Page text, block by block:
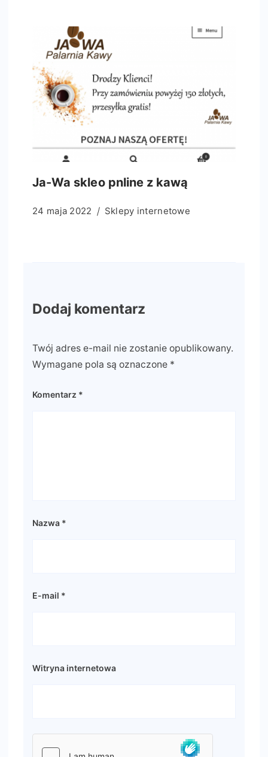
Ja-Wa skleo pnline z kawą
24 maja 2022 Sklepy internetowe
Dodaj komentarz
Twój adres e-mail nie zostanie opublikowany.
Wymagane pola są oznaczone *
Komentarz *
Nazwa *
E-mail *
Witryna internetowa